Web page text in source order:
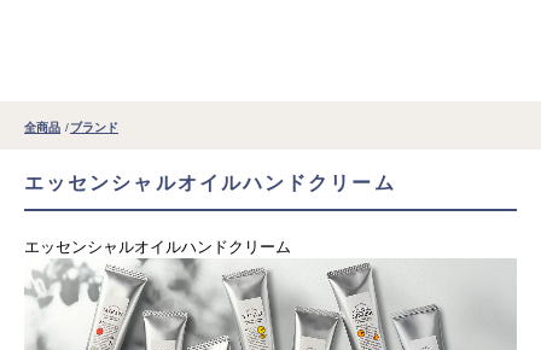
全商品 ブランド
エッセンシャルオイルハンドクリーム
エッセンシャルオイルハンドクリーム